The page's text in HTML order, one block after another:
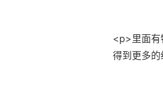
<p>里面有
得到更多